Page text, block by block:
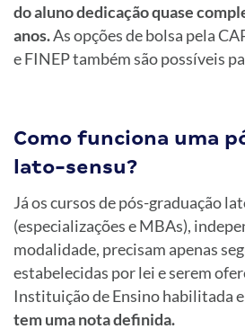
do aluno dedicação quase
anos.As opções de bolsa pela
e FINEP também são possíveis
Como funciona uma
lato-sensu?
Já os cursos de pós-graduação
(especializações e MBAs),
modalidade, precisam apenas
estabelecidas por lei e serem
Instituição de Ensino habilitada
tem uma nota definida.